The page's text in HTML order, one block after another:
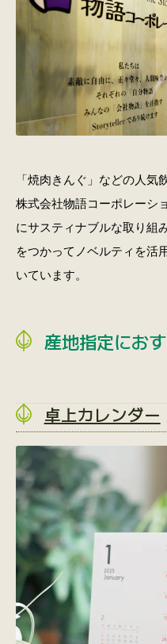
「焼肉きんぐ」などの人気
株式会社物語コーポレーシ
にサスティナブルな取り組
をつかってノベルティを活
いています。
産地指定にお
卓上カレンダー